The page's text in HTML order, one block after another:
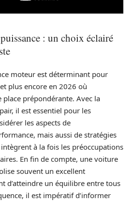
: un choix éclairé
moteur est déterminant pour
plus encore en 2026 où
place prépondérante. Avec la
il est essentiel pour les
les aspects de
mais aussi de stratégies
intègrent à la fois les préoccupations
En fin de compte, une voiture
souvent un excellent
d’atteindre un équilibre entre tous
il est impératif d’informer